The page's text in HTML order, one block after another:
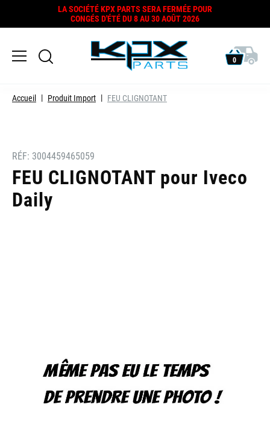
LA SOCIÉTÉ KPX PARTS SERA FERMÉE POUR
CONGÉS D'ÉTÉ DU 8 AU 30 AOÛT 2026
0
Accueil Produit Import FEU CLIGNOTANT
RÉF: 3004459465059
FEU CLIGNOTANT pour Iveco
Daily